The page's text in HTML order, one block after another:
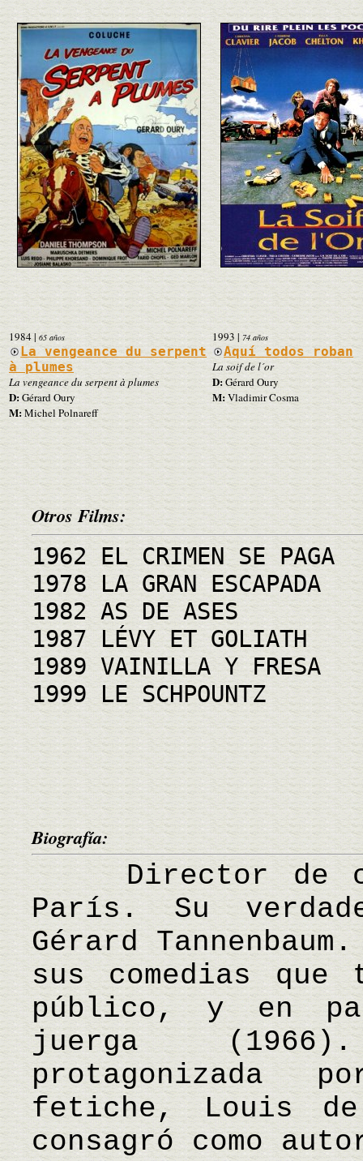
1984| 65 años
La vengeance du serpent
à plumes
La vengeance du serpent à plumes
D:Gérard Oury
M:Michel Polnareff
1993 | 74 años
Aquí todos roban
La soif de l´or
D: Gérard Oury
M:Vladimir Cosma
Otros Films:
1962 EL CRIMEN SE PAGA
1978 LA GRAN ESCAPADA
1982 AS DE ASES
1987 LÉVY ET GOLIATH
1989 VAINILLA Y FRESA
1999 LE SCHPOUNTZ
Biografía:
Director de
París. Su
Gérard
sus comedias
público, y en
juerga
protagonizada
fetiche, Louis
consagró como